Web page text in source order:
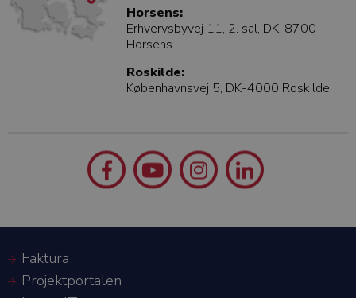
Horsens:
Erhvervsbyvej 11, 2. sal, DK-8700
Horsens
Roskilde:
Københavnsvej 5, DK-4000 Roskilde
Faktura
Projektportalen